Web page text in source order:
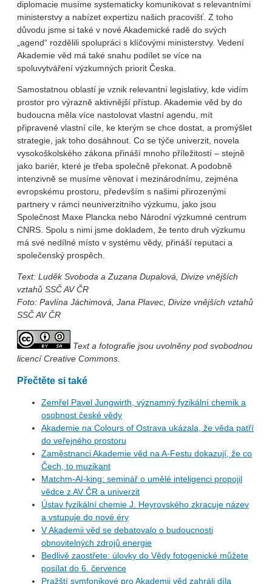
diplomacie musíme systematicky komunikovat s relevantními
ministerstvy a nabízet expertizu našich pracovišť. Z toho
důvodu jsme si také v nové Akademické radě do svých
„agend“ rozdělili spolupráci s klíčovými ministerstvy. Vedení
Akademie věd má také snahu podílet se více na
spoluvytváření výzkumných priorit Česka.
Samostatnou oblastí je vznik relevantní legislativy, kde vidím
prostor pro výrazně aktivnější přístup. Akademie věd by do
budoucna měla více nastolovat vlastní agendu, mít
připravené vlastní cíle, ke kterým se chce dostat, a promýšlet
strategie, jak toho dosáhnout. Co se týče univerzit, novela
vysokoškolského zákona přináší mnoho příležitostí – stejně
jako bariér, které je třeba společně překonat. A podobně
intenzivně se musíme věnovat i mezinárodnímu, zejména
evropskému prostoru, především s našimi přirozenými
partnery v rámci neuniverzitního výzkumu, jako jsou
Společnost Maxe Plancka nebo Národní výzkumné centrum
CNRS. Spolu s nimi jsme dokladem, že tento druh výzkumu
má své nedílné místo v systému vědy, přináší reputaci a
společenský prospěch.
Text: Luděk Svoboda a Zuzana Dupalová, Divize vnějších
vztahů SSČ AV ČR
Foto: Pavlína Jáchimová, Jana Plavec, Divize vnějších vztahů
SSČ AV ČR
Text a fotografie jsou uvolněny pod svobodnou
licencí Creative Commons.
Přečtěte si také
Zemřel Pavel Jungwirth, významný fyzikální chemik a
osobnost české vědy
Akademie na Colours of Ostrava ukázala, že věda patří
do veřejného prostoru
Zaměstnanci Akademie věd na A-Festu dokazují, že co
Čech, to muzikant
Matchm-AI-king: seminář o umělé inteligenci propojil
vědce z AV ČR a univerzit
Ústav fyzikální chemie J. Heyrovského zkracuje název
a vstupuje do nové éry
V Akademii věd se debatovalo o budoucnosti
obnovitelných zdrojů energie
Bedlivě zaostřete: úlovky do Vědy fotogenické můžete
posílat do 6. července
Pražští symfonikové pro Akademii věd zahráli díla